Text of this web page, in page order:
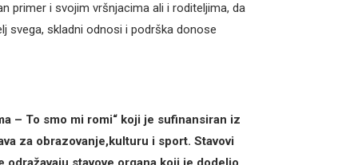
primer i svojim vršnjacima ali i roditeljima, da
svega, skladni odnosi i podrška donose
– To smo mi romi“ koji je sufinansiran iz
za obrazovanje,kulturu i sport. Stavovi